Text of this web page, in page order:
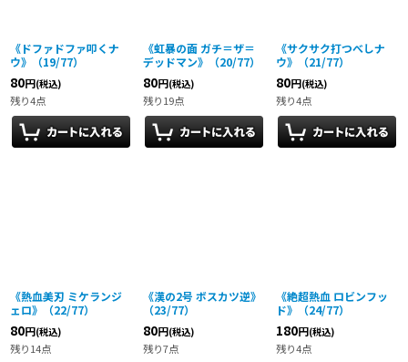
《ドファドファ叩くナ
ウ》（19/77）
80円(税込)
残り4点
《虹暴の面 ガチ＝ザ＝
デッドマン》（20/77）
80円(税込)
残り19点
《サクサク打つべしナ
ウ》（21/77）
80円(税込)
残り4点
《熱血美刃 ミケランジ
ェロ》（22/77）
80円(税込)
残り14点
《漢の2号 ボスカツ逆》
（23/77）
80円(税込)
残り7点
《絶超熱血 ロビンフッ
ド》（24/77）
180円(税込)
残り4点